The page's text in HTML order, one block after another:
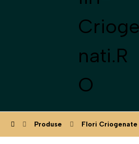
Produse Flori Criogenate